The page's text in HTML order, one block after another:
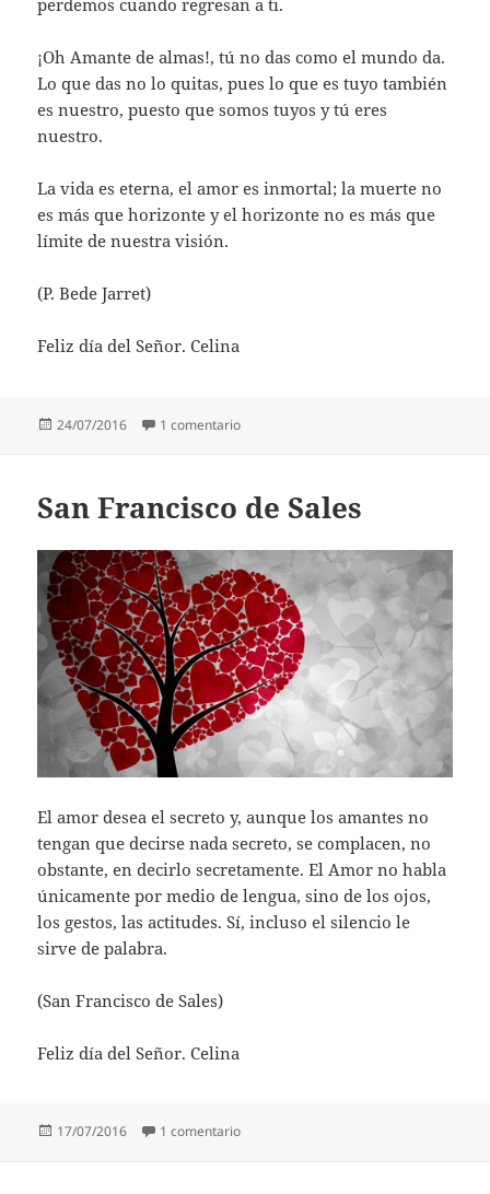
perdemos cuando regresan a ti.
¡Oh Amante de almas!, tú no das como el mundo da.
Lo que das no lo quitas, pues lo que es tuyo también
es nuestro, puesto que somos tuyos y tú eres
nuestro.
La vida es eterna, el amor es inmortal; la muerte no
es más que horizonte y el horizonte no es más que
límite de nuestra visión.
(P. Bede Jarret)
Feliz día del Señor. Celina
Publicado
24/07/2016 1 comentarioen P. Bede Jarret
San Francisco de Sales
El amor desea el secreto y, aunque los amantes no
tengan que decirse nada secreto, se complacen, no
obstante, en decirlo secretamente. El Amor no habla
únicamente por medio de lengua, sino de los ojos,
los gestos, las actitudes. Sí, incluso el silencio le
sirve de palabra.
(San Francisco de Sales)
Feliz día del Señor. Celina
Publicado
17/07/2016 1 comentarioen San Francisco de Sales